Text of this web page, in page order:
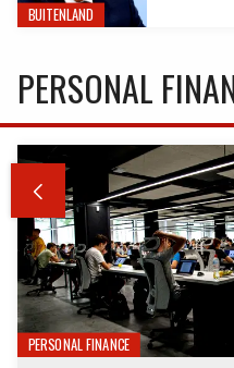
BUITENLAND
PERSONAL

PERSONAL FINANCE